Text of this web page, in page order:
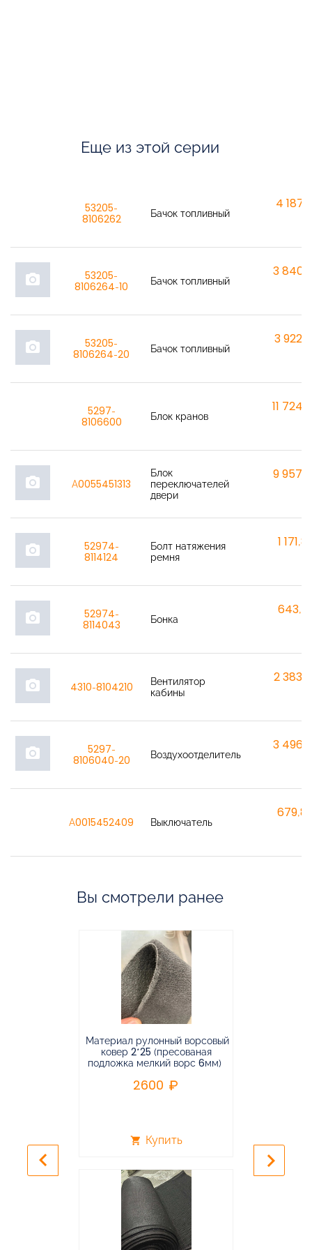
Еще из этой серии
53205-
8106262
Бачок топливный
4
photo_camera
53205-
8106264-10
Бачок топливный
3
photo_camera
53205-
8106264-20
Бачок топливный
3
5297-
8106600
Блок кранов
11
photo_camera A0055451313
Блок
переключателей
двери
9
photo_camera
52974-
8114124
Болт натяжения
ремня
1
photo_camera
52974-
8114043
Бонка
photo_camera 4310-8104210
Вентилятор
кабины
2
photo_camera
5297-
8106040-20
Воздухоотделитель
3
A0015452409 Выключатель
Вы смотрели ранее
Материал рулонный ворсовый
ковер 2*25 (пресованая
подложка мелкий ворс 6мм)
2600
shopping_cart Купить
keyboard_arrow_left keyboard_arrow_right